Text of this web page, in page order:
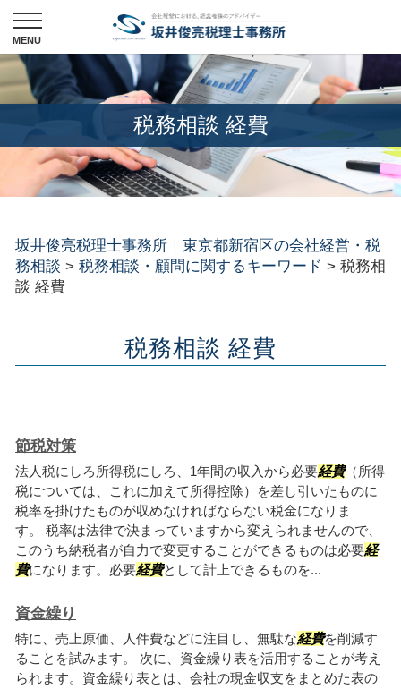
税務相談 経費
坂井俊亮税理士事務所｜東京都新宿区の会社経営・税
務相談 > 税務相談・顧問に関するキーワード > 税務相
談 経費
税務相談 経費
節税対策
法人税にしろ所得税にしろ、1年間の収入から必要経費（所得
税については、これに加えて所得控除）を差し引いたものに
税率を掛けたものが収めなければならない税金になりま
す。 税率は法律で決まっていますから変えられませんので、
このうち納税者が自力で変更することができるものは必要経
費になります。必要経費として計上できるものを...
資金繰り
特に、売上原価、人件費などに注目し、無駄な経費を削減す
ることを試みます。 次に、資金繰り表を活用することが考え
られます。資金繰り表とは、会社の現金収支をまとめた表の